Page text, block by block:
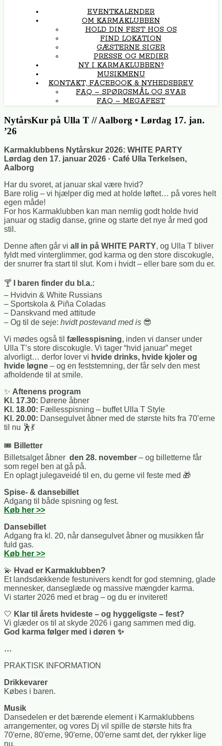
EVENTKALENDER
OM KARMAKLUBBEN
HOLD DIN FEST HOS OS
FIND LOKATION
GÆSTERNE SIGER
PRESSE OG MEDIER
NY I KARMAKLUBBEN?
MUSIKMENU
KONTAKT, FACEBOOK & NYHEDSBREV
FAQ – SPØRGSMÅL OG SVAR
FAQ – MEGAFEST
NytårsKur på Ulla T // Aalborg • Lørdag 17. jan.
’26
Karmaklubbens Nytårskur 2026: WHITE PARTY
Lørdag den 17. januar 2026 · Café Ulla Terkelsen,
Aalborg
Har du svoret, at januar skal være hvid?
Bare rolig – vi hjælper dig med at holde løftet… på vores helt
egen måde!
For hos Karmaklubben kan man nemlig godt holde hvid
januar og stadig danse, grine og starte det nye år med god
stil.
Denne aften går vi all in på WHITE PARTY, og Ulla T bliver
fyldt med vinterglimmer, god karma og den store discokugle,
der snurrer fra start til slut. Kom i hvidt – eller bare som du er.
🍸
I baren finder du bl.a.:
– Hvidvin & White Russians
– Sportskola & Piña Coladas
– Danskvand med attitude
– Og til de seje: hvidt postevand med is 😎
Vi mødes også til fællesspisning, inden vi danser under
Ulla T’s store discokugle. Vi tager “hvid januar” meget
alvorligt… derfor lover vi hvide drinks, hvide kjoler og
hvide løgne – og en feststemning, der får selv den mest
afholdende til at smile.
✨ Aftenens program
Kl. 17.30: Dørene åbner
Kl. 18.00: Fællesspisning – buffet Ulla T Style
Kl. 20.00: Dansegulvet åbner med de største hits fra 70’erne
til nu 🕺💃
🎟 Billetter
Billetsalget åbner den 28. november – og billetterne får
som regel ben at gå på.
En oplagt julegaveidé til en, du gerne vil feste med 🎁
Spise- & dansebillet
Adgang til både spisning og fest.
Køb her >>
Dansebillet
Adgang fra kl. 20, når dansegulvet åbner og musikken får
fuld gas.
Køb her >>
💫 Hvad er Karmaklubben?
Et landsdækkende festunivers kendt for god stemning, glade
mennesker, danseglæde og massive mængder karma.
Vi starter 2026 med et brag – og du er inviteret!
🤍 Klar til årets hvideste – og hyggeligste – fest?
Vi glæder os til at skyde 2026 i gang sammen med dig.
God karma følger med i døren ✨
…
PRAKTISK INFORMATION
Drikkevarer
Købes i baren.
Musik
Dansedelen er det bærende element i Karmaklubbens
arrangementer, og vores Dj vil spille de største hits fra
70′erne, 80′erne, 90′erne, 00′erne samt det, der rykker lige
nu.